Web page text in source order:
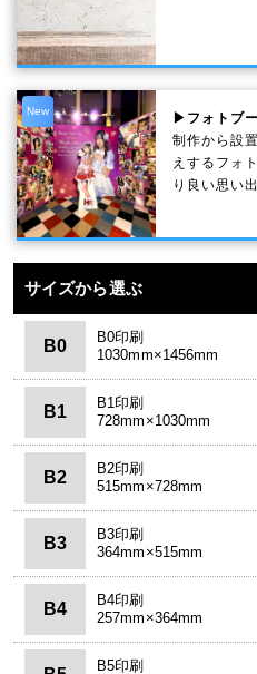
New
▶フォトブ
制作から設
えするフォ
り良い思い
サイズから選ぶ
B0
B0印刷
1030mm×1456mm
B1
B1印刷
728mm×1030mm
B2
B2印刷
515mm×728mm
B3
B3印刷
364mm×515mm
B4
B4印刷
257mm×364mm
B5印刷